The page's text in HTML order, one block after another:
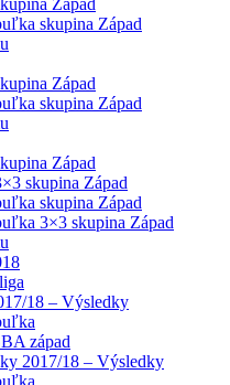
skupina Západ
Západ
skupina Západ
Západ
skupina Západ
skupina Západ
3×3 skupina Západ
18 – Výsledky
západ
2017/18 – Výsledky